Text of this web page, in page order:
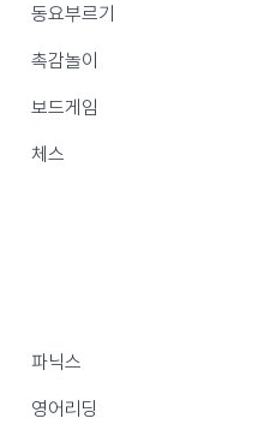
동요부르기
촉감놀이
보드게임
체스
파닉스
영어리딩